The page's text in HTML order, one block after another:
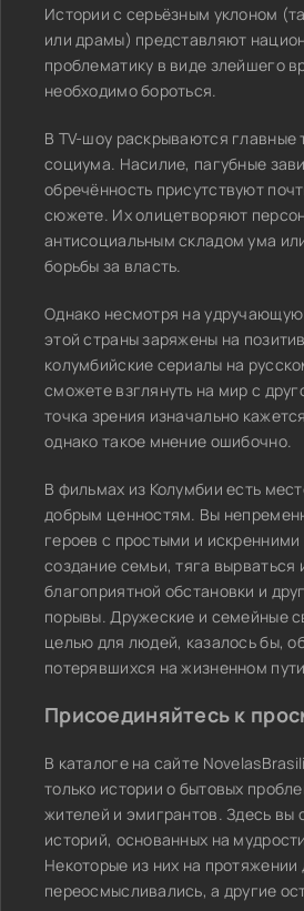
Истории с серьёзным уклоном
или драмы) представляют
проблематику в виде злейшего
необходимо бороться.
В TV-шоу раскрываются главные
социума. Насилие, пагубные
обречённость присутствуют
сюжете. Их олицетворяют
антисоциальным складом ума
борьбы за власть.
Однако несмотря на
этой страны заряжены на
колумбийские сериалы на
сможете взглянуть на мир с
точка зрения изначально
однако такое мнение ошибочно.
В фильмах из Колумбии есть
добрым ценностям. Вы
героев с простыми и
создание семьи, тяга вырваться
благоприятной обстановки и
порывы. Дружеские и семейные
целью для людей, казалось бы,
потерявшихся на жизненном
Присоединяйтесь к
В каталоге на сайте
только истории о бытовых
жителей и эмигрантов. Здесь вы
историй, основанных на
Некоторые из них на протяжении
переосмысливались, а другие